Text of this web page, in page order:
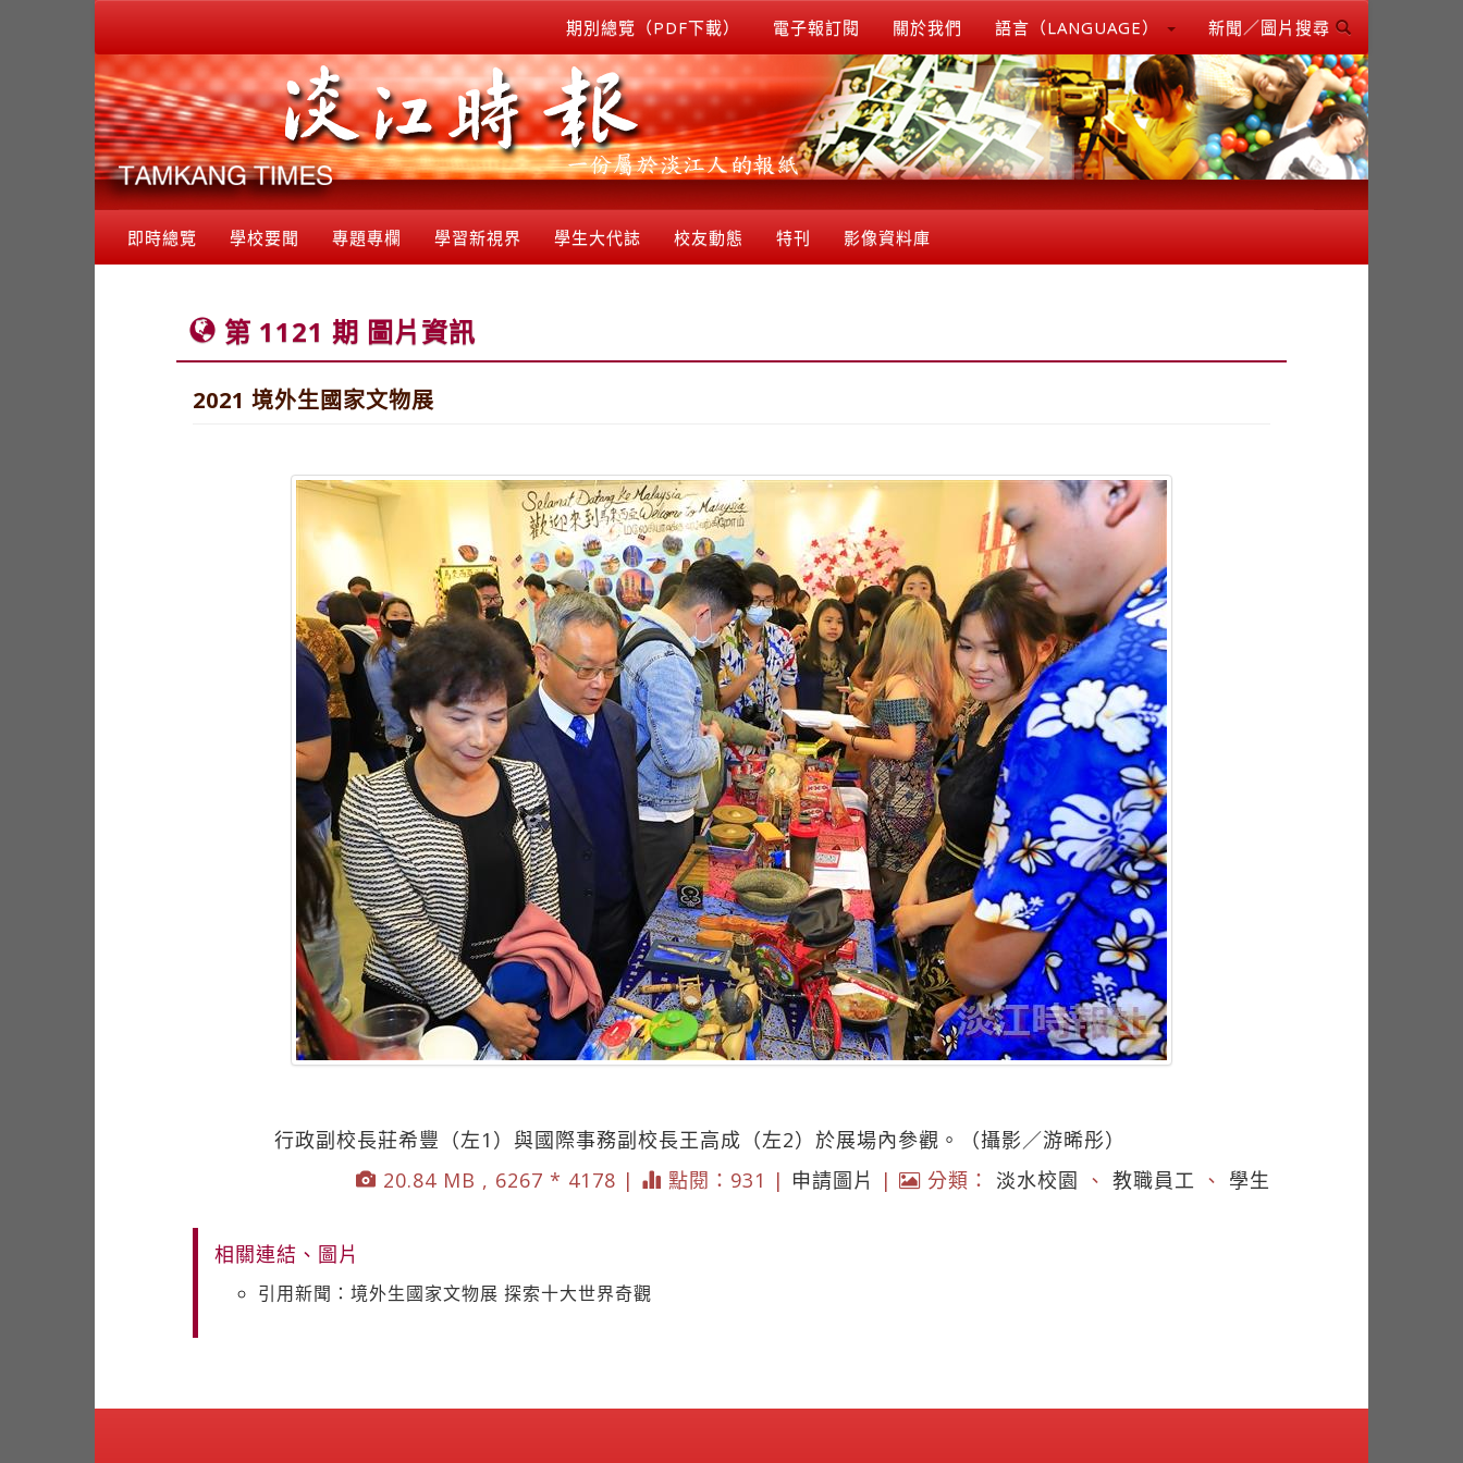
期別總覽（PDF下載） 電子報訂閱 關於我們 語言（LANGUAGE） 新聞／圖片搜尋
即時總覽 學校要聞 專題專欄 學習新視界 學生大代誌 校友動態 特刊 影像資料庫
第 1121 期 圖片資訊
2021 境外生國家文物展
行政副校長莊希豐（左1）與國際事務副校長王高成（左2）於展場內參觀。（攝影／游晞彤）
20.84 MB , 6267 * 4178 |
點閱：931 | 申請圖片 | 分類： 淡水校園 、 教職員工 、 學生
相關連結、圖片
引用新聞：境外生國家文物展 探索十大世界奇觀